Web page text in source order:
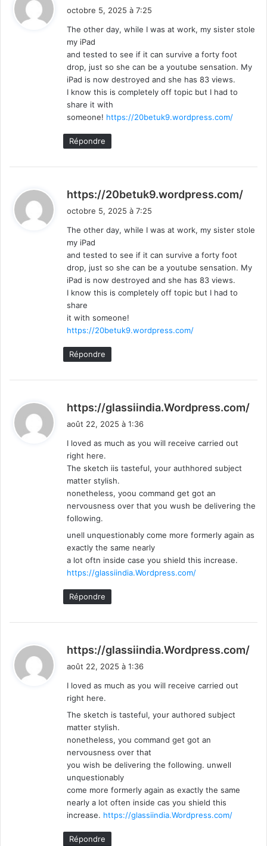
octobre 5, 2025 à 7:25
The other day, while I was at work, my sister stole
my iPad
and tested to see if it can survive a forty foot
drop, just so she can be a youtube sensation. My
iPad is now destroyed and she has 83 views.
I know this is completely off topic but I had to
share it with
someone! https://20betuk9.wordpress.com/
Répondre
https://20betuk9.wordpress.com/
octobre 5, 2025 à 7:25
The other day, while I was at work, my sister stole
my iPad
and tested to see if it can survive a forty foot
drop, just so she can be a youtube sensation. My
iPad is now destroyed and she has 83 views.
I know this is completely off topic but I had to
share
it with someone!
https://20betuk9.wordpress.com/
Répondre
https://glassiindia.Wordpress.com/
août 22, 2025 à 1:36
I loved as much as you will receive carried out
right here.
The sketch iis tasteful, your authhored subject
matter stylish.
nonetheless, yoou command get got an
nervousness over that you wush be delivering the
following.
unell unquestionably come more formerly again as
exactly the same nearly
a lot oftn inside case you shield this increase.
https://glassiindia.Wordpress.com/
Répondre
https://glassiindia.Wordpress.com/
août 22, 2025 à 1:36
I loved as much as you will receive carried out
right here.
The sketch is tasteful, your authored subject
matter stylish.
nonetheless, you command get got an
nervousness over that
you wish be delivering the following. unwell
unquestionably
come more formerly again as exactly the same
nearly a lot often inside cas you shield this
increase. https://glassiindia.Wordpress.com/
Répondre